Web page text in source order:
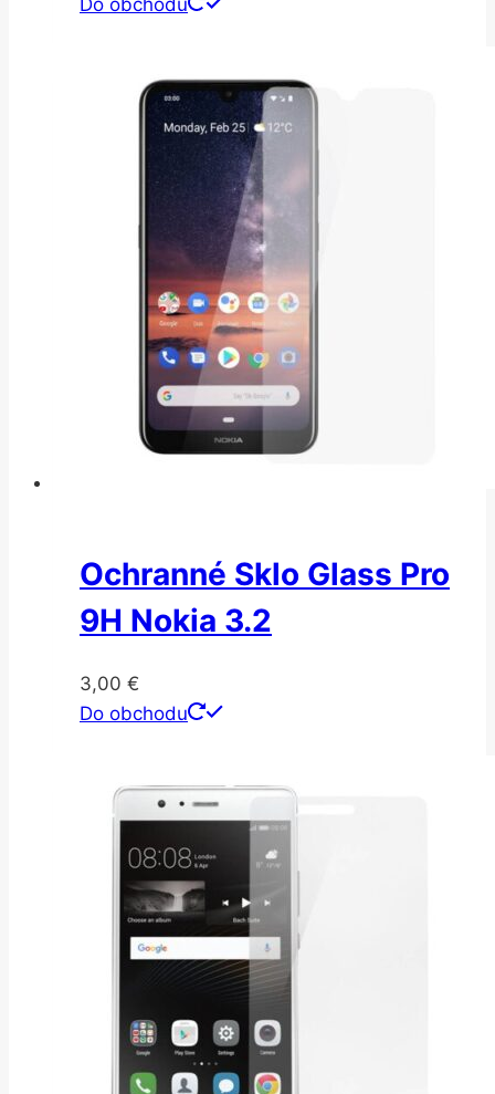
Do obchodu
Ochranné Sklo Glass Pro
9H Nokia 3.2
3,00 €
Do obchodu